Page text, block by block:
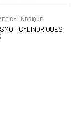
CYLINDRIQUE
– CYLINDRIQUES